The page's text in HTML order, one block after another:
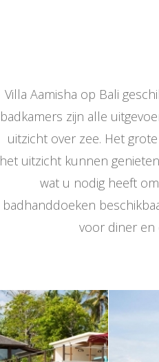
Villa Aamisha op Bali
badkamers zijn alle
uitzicht over zee. Het
het uitzicht kunnen
wat u nodig heeft
badhanddoeken
voor diner en